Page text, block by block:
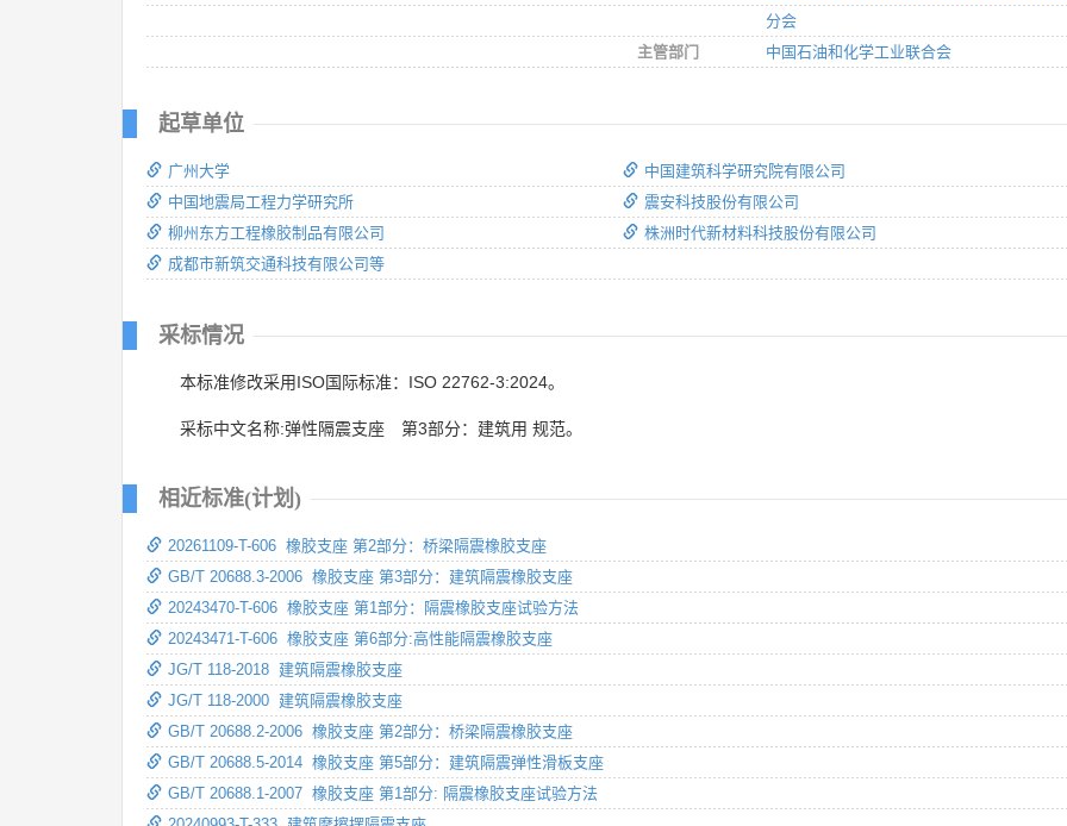
分会
主管部门
中国石油和化学工业联合会
起草单位
广州大学
中国地震局工程力学研究所
柳州东方工程橡胶制品有限公司
成都市新筑交通科技有限公司等
中国建筑科学研究院有限公司
震安科技股份有限公司
株洲时代新材料科技股份有限公司
采标情况
本标准修改采用ISO国际标准：ISO 22762-3:2024。
采标中文名称:弹性隔震支座 第3部分：建筑用 规范。
相近标准(计划)
20261109-T-606 橡胶支座 第2部分：桥梁隔震橡胶支座
GB/T 20688.3-2006 橡胶支座 第3部分：建筑隔震橡胶支座
20243470-T-606 橡胶支座 第1部分：隔震橡胶支座试验方法
20243471-T-606 橡胶支座 第6部分:高性能隔震橡胶支座
JG/T 118-2018 建筑隔震橡胶支座
JG/T 118-2000 建筑隔震橡胶支座
GB/T 20688.2-2006 橡胶支座 第2部分：桥梁隔震橡胶支座
GB/T 20688.5-2014 橡胶支座 第5部分：建筑隔震弹性滑板支座
GB/T 20688.1-2007 橡胶支座 第1部分: 隔震橡胶支座试验方法